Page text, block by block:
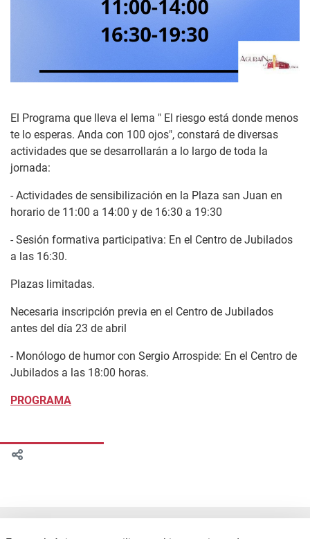
El Programa que lleva el lema " El riesgo está donde menos
te lo esperas. Anda con 100 ojos", constará de diversas
actividades que se desarrollarán a lo largo de toda la
jornada:
- Actividades de sensibilización en la Plaza san Juan en
horario de 11:00 a 14:00 y de 16:30 a 19:30
- Sesión formativa participativa: En el Centro de Jubilados
a las 16:30.
Plazas limitadas.
Necesaria inscripción previa en el Centro de Jubilados
antes del día 23 de abril
- Monólogo de humor con Sergio Arrospide: En el Centro de
Jubilados a las 18:00 horas.
PROGRAMA